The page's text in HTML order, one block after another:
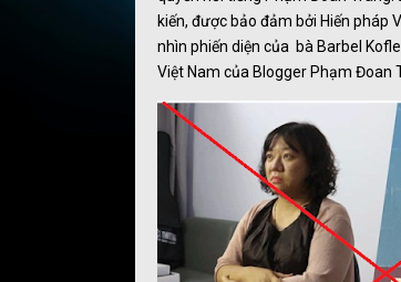
kiến, được bảo đảm bởi Hiến pháp
nhìn phiến diện của bà Barbel
Việt Nam của Blogger Phạm Đoan